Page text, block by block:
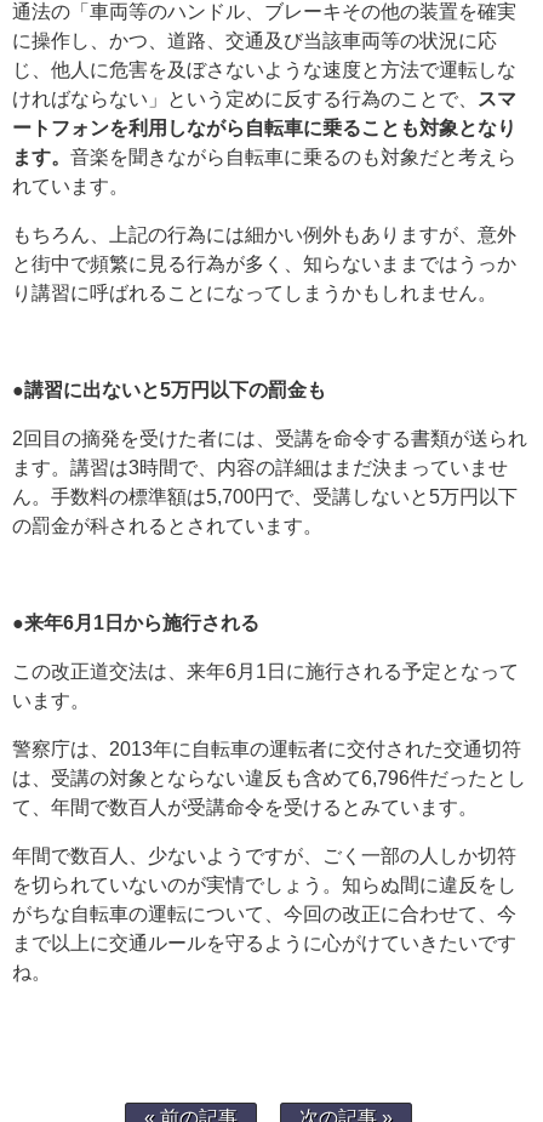
通法の「車両等のハンドル、ブレーキその他の装置を確実
に操作し、かつ、道路、交通及び当該車両等の状況に応
じ、他人に危害を及ぼさないような速度と方法で運転しな
ければならない」という定めに反する行為のことで、
スマ
ートフォンを利用しながら自転車に乗ることも対象となり
ます。 音楽を聞きながら自転車に乗るのも対象だと考えら
れています。
もちろん、上記の行為には細かい例外もありますが、意外
と街中で頻繁に見る行為が多く、知らないままではうっか
り講習に呼ばれることになってしまうかもしれません。
●講習に出ないと5万円以下の罰金も
2回目の摘発を受けた者には、受講を命令する書類が送られ
ます。講習は3時間で、内容の詳細はまだ決まっていませ
ん。手数料の標準額は5,700円で、受講しないと5万円以下
の罰金が科されるとされています。
●来年6月1日から施行される
この改正道交法は、来年6月1日に施行される予定となって
います。
警察庁は、2013年に自転車の運転者に交付された交通切符
は、受講の対象とならない違反も含めて6,796件だったとし
て、年間で数百人が受講命令を受けるとみています。
年間で数百人、少ないようですが、ごく一部の人しか切符
を切られていないのが実情でしょう。知らぬ間に違反をし
がちな自転車の運転について、今回の改正に合わせて、今
まで以上に交通ルールを守るように心がけていきたいです
ね。
« 前の記事 次の記事 »